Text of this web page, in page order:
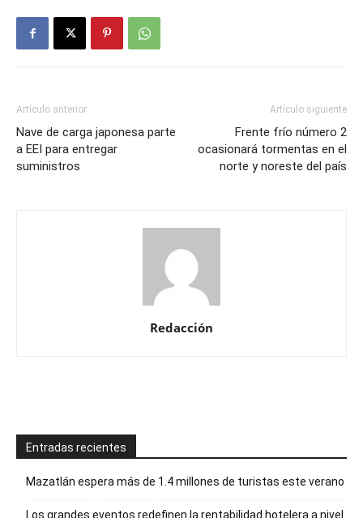
Artículo anterior
Nave de carga japonesa parte
a EEI para entregar
suministros
Artículo siguiente
Frente frío número 2
ocasionará tormentas en el
norte y noreste del país
Redacción
Entradas recientes
Mazatlán espera más de 1.4 millones de turistas este verano
Los grandes eventos redefinen la rentabilidad hotelera a nivel